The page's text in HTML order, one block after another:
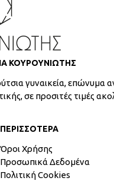
ΚΟΥΡΟΥΝΙΩΤΗΣ
γυναικεία, επώνυμα
σε προσιτές τιμές
ΠΕΡΙΣΣΟΤΕΡΑ
Όροι Χρήσης
Προσωπικά Δεδομένα
Πολιτική Cookies